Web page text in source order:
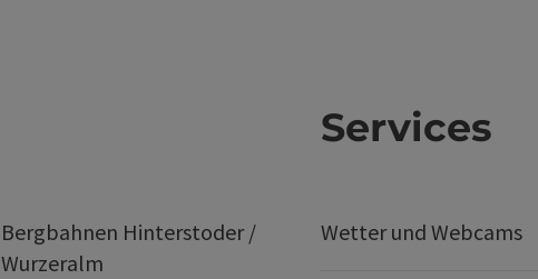
Bergbahnen Hinterstoder /
Wurzeralm
Services
Wetter und Webcams